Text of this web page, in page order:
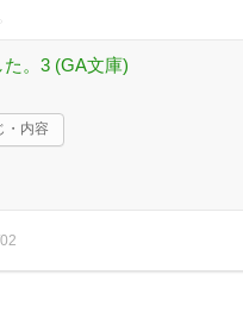
。3 (GA文庫)
・内容